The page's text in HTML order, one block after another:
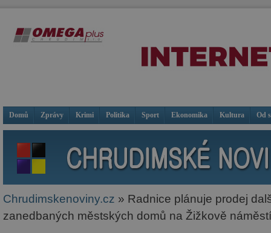
Domů Zprávy Krimi Politika Sport Ekonomika Kultura Od
Chrudimskenoviny.cz » Radnice plánuje prodej
zanedbaných městských domů na Žižkově